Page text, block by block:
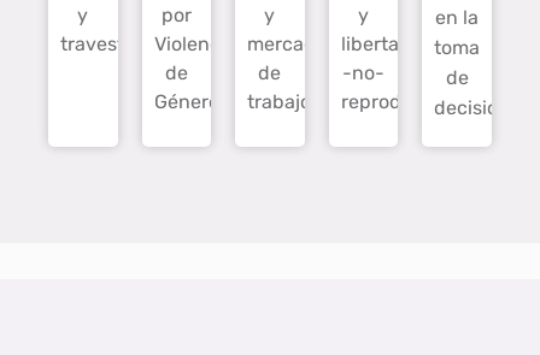
y
travesticidios
por
Violencia
de
Género
y
mercado
de
trabajo
y
libertad
-no-
reproductiva
en la
toma
de
decisiones